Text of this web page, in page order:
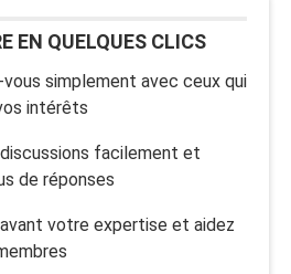
EN QUELQUES CLICS
simplement avec ceux qui
intérêts
facilement et
de réponses
votre expertise et aidez